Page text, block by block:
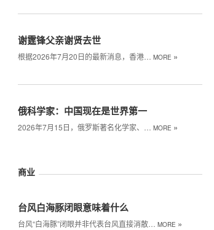
谢霆锋父亲谢贤去世
根据2026年7月20日的最新消息，香港… MORE »
俄科学家：中国现在是世界第一
2026年7月15日，俄罗斯著名化学家、… MORE »
商业
台风白海豚闭眼意味着什么
台风“白海豚”闭眼‌并非代表台风直接消散… MORE »